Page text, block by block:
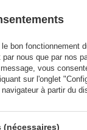
o.o. plus..
bon fonctionnement
nous que par nos
vous
sur l'onglet
à partir du